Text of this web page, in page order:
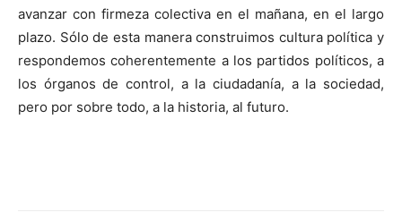
avanzar con firmeza colectiva en el mañana, en el largo
plazo. Sólo de esta manera construimos cultura política y
respondemos coherentemente a los partidos políticos, a
los órganos de control, a la ciudadanía, a la sociedad,
pero por sobre todo, a la historia, al futuro.